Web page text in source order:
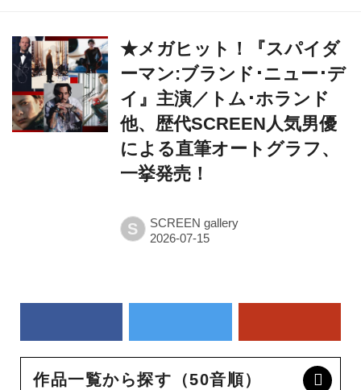
★メガヒット！『スパイダ
ーマン:ブランド･ニュー･デ
イ』主演／トム･ホランド
他、歴代SCREEN人気男優
による直筆オートグラフ、
一挙発売！
S SCREEN gallery
作品一覧から探す（50音順）